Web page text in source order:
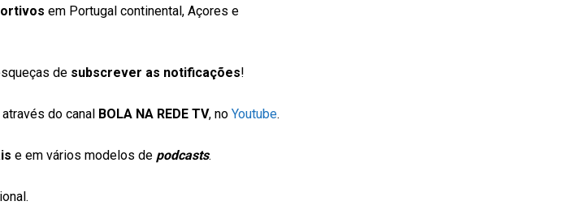
em Portugal continental, Açores e
de subscrever as notificações!
do canal BOLA NA REDE TV, no Youtube.
e em vários modelos de podcasts.